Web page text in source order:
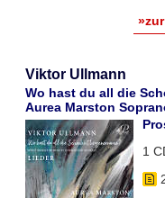
Viktor Ullmann
Wo hast du all die
Aurea Marston
1